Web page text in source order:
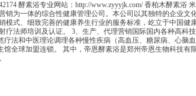
酵素浴专业网站：http://www.zyyyjk.com/ 香柏木酵素
销为一体的综合性健康管理公司。本公司以其独特的企业
模式、细致完善的健康养生行业的服务标准，屹立于中国
疗法师培训及认证。 3、生产、代理营销国际国内各种高
法和中医理论调理各种慢性疾病（高血压、糖尿病、心
全球加盟连锁。 其中，帝恩酵素浴是郑州帝恩生物科技